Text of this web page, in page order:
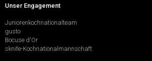
Unser Engagement
Juniorenkochnationalteam
gusto
Bocuse d'Or
sknife-Kochnationalmannschaft